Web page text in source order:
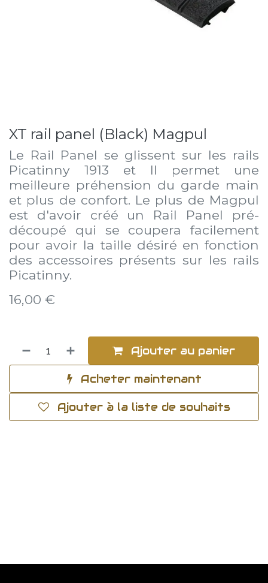
XT rail panel (Black) Magpul
Le Rail Panel se glissent sur les rails
Picatinny 1913 et Il permet une
meilleure préhension du garde main
et plus de confort. Le plus de Magpul
est d'avoir créé un Rail Panel pré-
découpé qui se coupera facilement
pour avoir la taille désiré en fonction
des accessoires présents sur les rails
Picatinny.
16,00 €
Ajouter au panier
Acheter maintenant
Ajouter à la liste de souhaits